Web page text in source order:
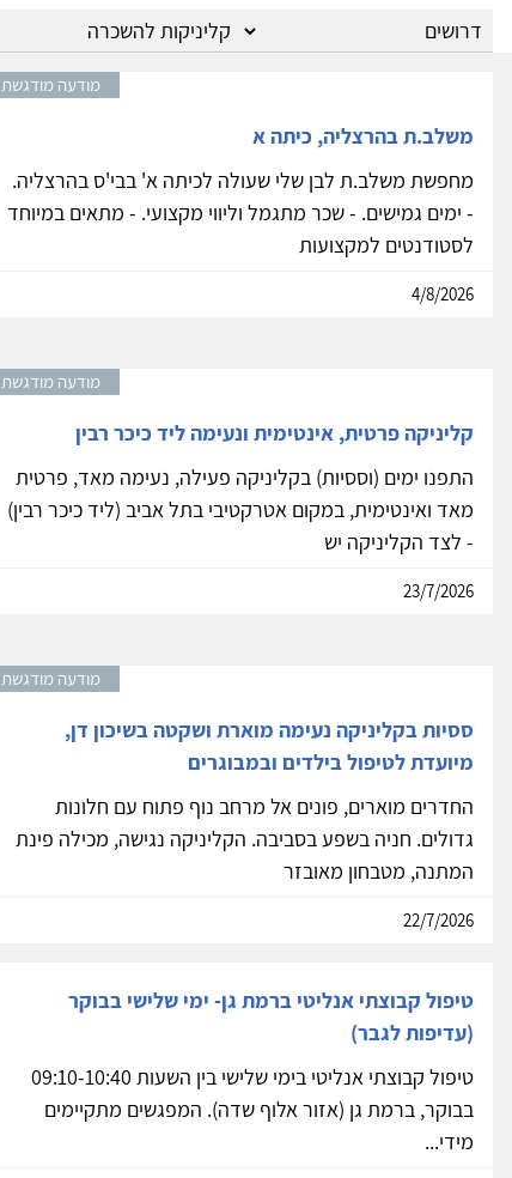
מודעה מודגשת
משלב.ת בהרצליה, כיתה א
מחפשת משלב.ת לבן שלי שעולה לכיתה א' בבי'ס בהרצליה.
- ימים גמישים. - שכר מתגמל וליווי מקצועי. - מתאים במיוחד
לסטודנטים למקצועות
4/8/2026
מודעה מודגשת
קליניקה פרטית, אינטימית ונעימה ליד כיכר רבין
התפנו ימים (וססיות) בקליניקה פעילה, נעימה מאד, פרטית
מאד ואינטימית, במקום אטרקטיבי בתל אביב (ליד כיכר רבין)
- לצד הקליניקה יש
23/7/2026
מודעה מודגשת
ססיות בקליניקה נעימה מוארת ושקטה בשיכון דן,
מיועדת לטיפול בילדים ובמבוגרים
החדרים מוארים, פונים אל מרחב נוף פתוח עם חלונות
גדולים. חניה בשפע בסביבה. הקליניקה נגישה, מכילה פינת
המתנה, מטבחון מאובזר
22/7/2026
טיפול קבוצתי אנליטי ברמת גן- ימי שלישי בבוקר
(עדיפות לגבר)
טיפול קבוצתי אנליטי בימי שלישי בין השעות 09:10-10:40
בבוקר, ברמת גן (אזור אלוף שדה). המפגשים מתקיימים
מידי...